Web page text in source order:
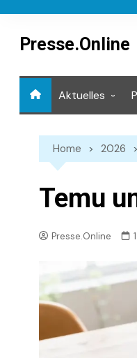
contentPresse.Online
Aktuelles
Home 2026
Temu
Presse.Online